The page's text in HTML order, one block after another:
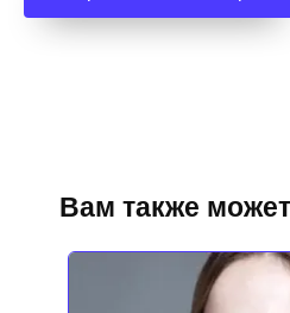
Вам также